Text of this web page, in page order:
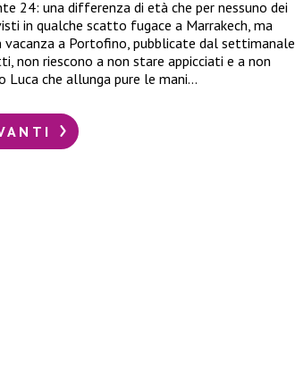
24: una differenza di età che per nessuno dei
in qualche scatto fugace a Marrakech, ma
a Portofino, pubblicate dal settimanale
non riescono a non stare appicciati e a non
che allunga pure le mani…